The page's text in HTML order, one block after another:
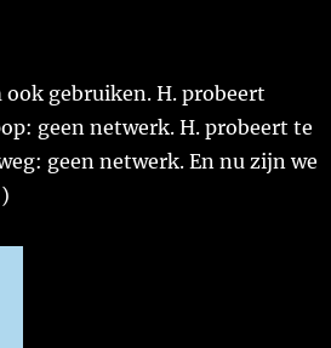
gebruiken. H. probeert
geen netwerk. H. probeert te
geen netwerk. En nu zijn we